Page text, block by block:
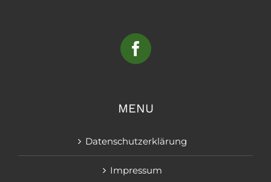
MENU
Datenschutzerklärung
Impressum